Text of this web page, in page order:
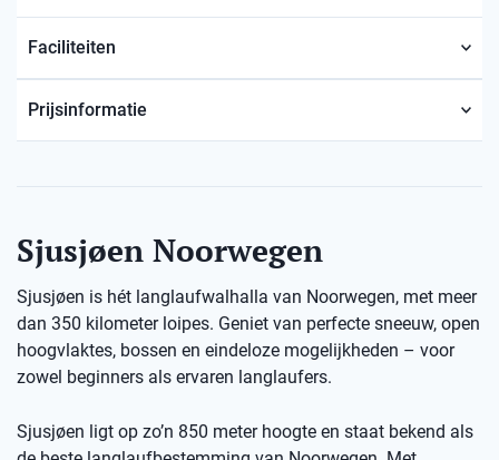
Faciliteiten
Prijsinformatie
Sjusjøen Noorwegen
Sjusjøen is hét langlaufwalhalla van Noorwegen, met meer
dan 350 kilometer loipes. Geniet van perfecte sneeuw, open
hoogvlaktes, bossen en eindeloze mogelijkheden – voor
zowel beginners als ervaren langlaufers.
Sjusjøen ligt op zo’n 850 meter hoogte en staat bekend als